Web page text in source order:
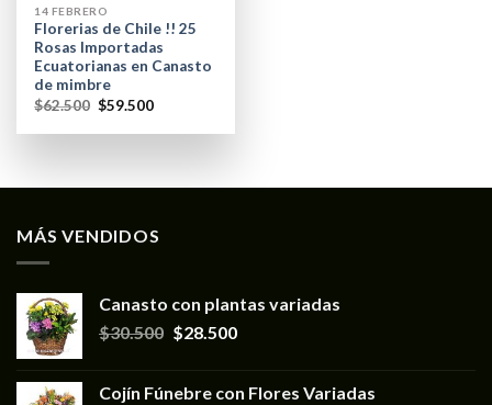
14 FEBRERO
Florerias de Chile !! 25
Rosas Importadas
Ecuatorianas en Canasto
de mimbre
$62.500 $59.500
MÁS VENDIDOS
Canasto con plantas variadas
$30.500 $28.500
Cojín Fúnebre con Flores Variadas